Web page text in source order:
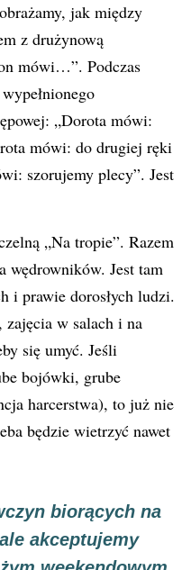
jak między
z drużynową
mówi…”. Podczas
„Dorota mówi:
mówi: do drugiej ręki
szorujemy plecy”. Jest
„Na tropie”. Razem
wędrowników. Jest tam
i prawie dorosłych ludzi.
w salach i na
się umyć. Jeśli
bojówki, grube
harcerstwa), to już nie
będzie wietrzyć nawet
biorących na
akceptujemy